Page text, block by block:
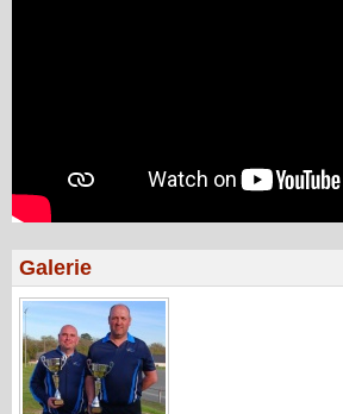
Galerie